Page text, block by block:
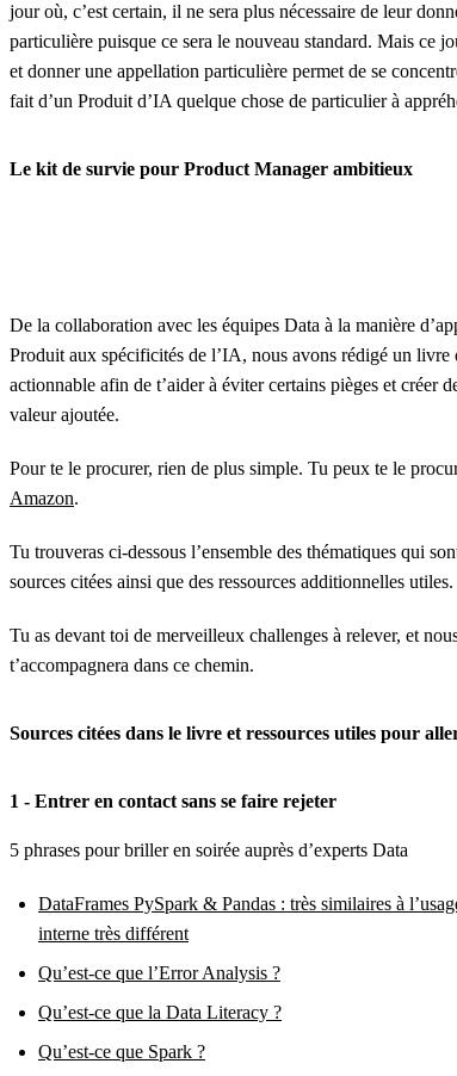
jour où, c’est certain, il ne sera plus nécessaire de leur
particulière puisque ce sera le nouveau standard. Mais ce
et donner une appellation particulière permet de se
fait d’un Produit d’IA quelque chose de particulier à
Le kit de survie pour Product Manager ambitieux
De la collaboration avec les équipes Data à la manière
Produit aux spécificités de l’IA, nous avons rédigé un livre
actionnable afin de t’aider à éviter certains pièges et créer
valeur ajoutée.
Pour te le procurer, rien de plus simple. Tu peux te le
Amazon.
Tu trouveras ci-dessous l’ensemble des thématiques qui
sources citées ainsi que des ressources additionnelles utiles.
Tu as devant toi de merveilleux challenges à relever, et
t’accompagnera dans ce chemin.
Sources citées dans le livre et ressources utiles pour
1 - Entrer en contact sans se faire rejeter
5 phrases pour briller en soirée auprès d’experts Data
DataFrames PySpark & Pandas : très similaires à
interne très différent
Qu’est-ce que l’Error Analysis ?
Qu’est-ce que la Data Literacy ?
Qu’est-ce que Spark ?